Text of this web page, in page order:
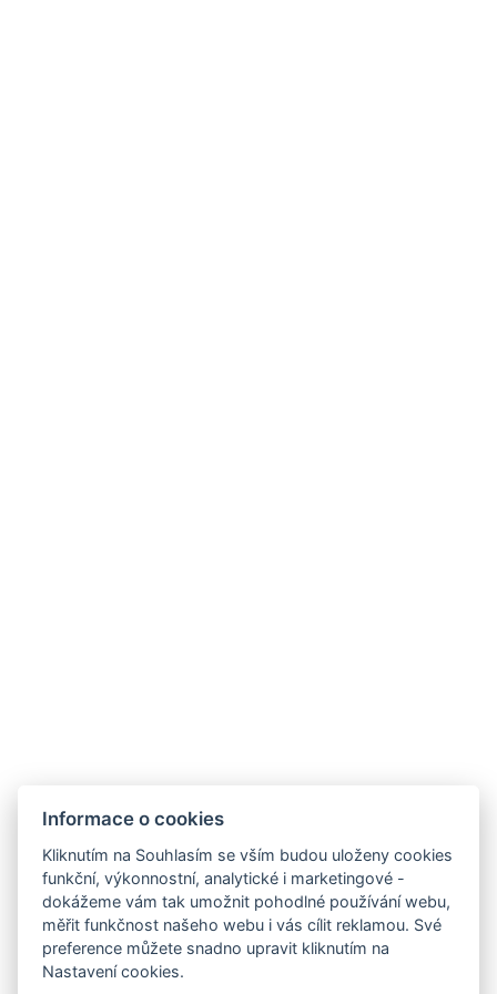
info@hotelgrandrevnice.cz
Informace o cookies
Kliknutím na Souhlasím se vším budou uloženy cookies
funkční, výkonnostní, analytické i marketingové -
dokážeme vám tak umožnit pohodlné používání webu,
měřit funkčnost našeho webu i vás cílit reklamou. Své
preference můžete snadno upravit kliknutím na
Nastavení cookies.